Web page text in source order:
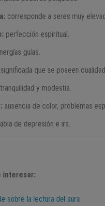
corresponde a seres muy
perfección espiritual.
guías.
significada que se poseen
tranquilidad y modestia.
ausencia de color, problemas
de depresión e ira.
interesar:
sobre la lectura del aura